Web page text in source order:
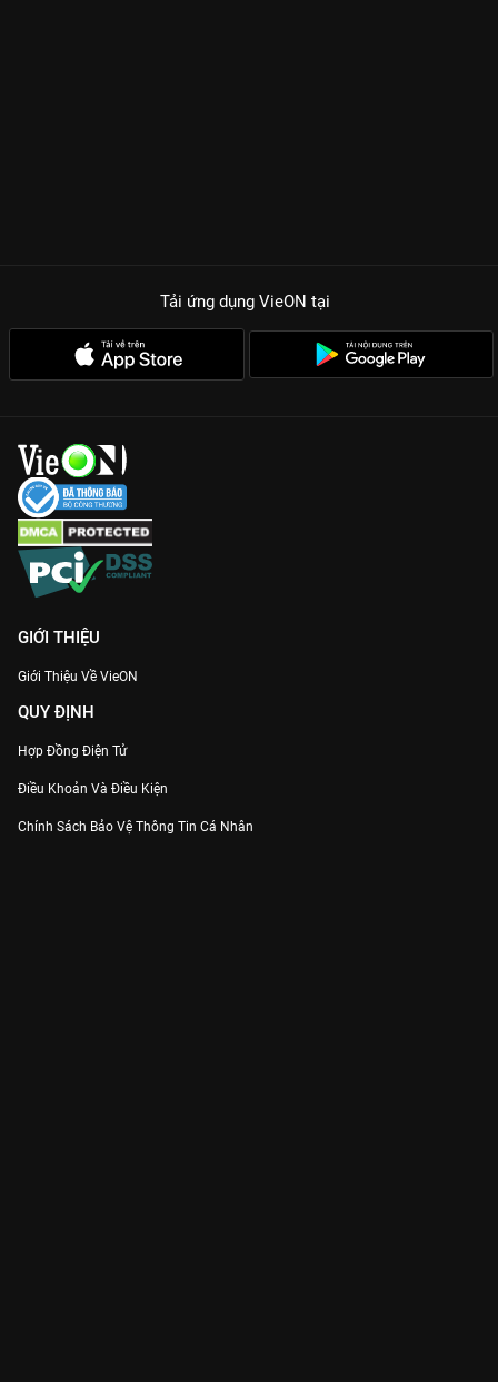
Tải ứng dụng VieON tại
GIỚI THIỆU
Giới Thiệu Về VieON
QUY ĐỊNH
Hợp Đồng Điện Tử
Điều Khoản Và Điều Kiện
Chính Sách Bảo Vệ Thông Tin Cá Nhân